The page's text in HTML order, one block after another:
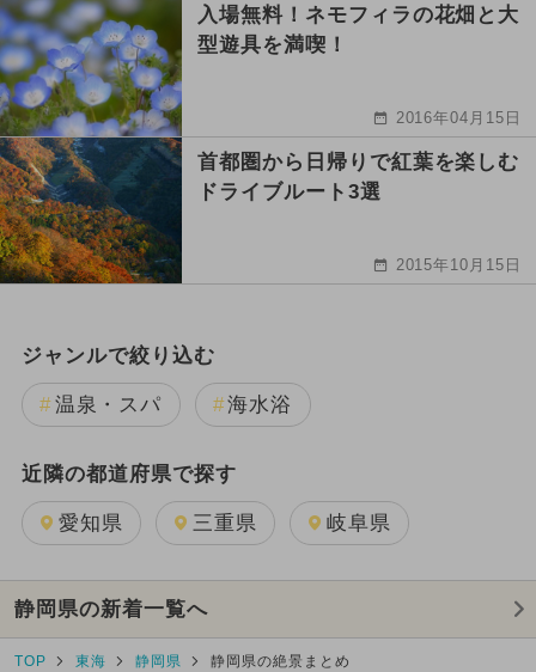
入場無料！ネモフィラの花畑と大
型遊具を満喫！
2016年04月15日
首都圏から日帰りで紅葉を楽しむ
ドライブルート3選
2015年10月15日
ジャンルで絞り込む
温泉・スパ 海水浴
近隣の都道府県で探す
愛知県 三重県 岐阜県
静岡県の新着一覧へ
TOP 東海 静岡県 静岡県の絶景まとめ